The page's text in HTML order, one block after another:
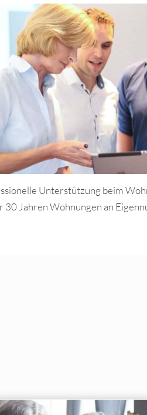
Unterstützung beim
30 Jahren Wohnungen an